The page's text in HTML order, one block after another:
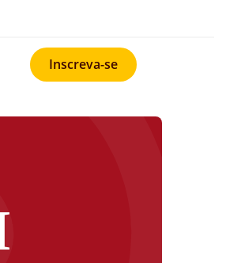
Inscreva-se